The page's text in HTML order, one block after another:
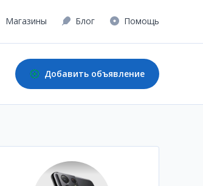
Магазины Блог Помощь
Добавить объявление